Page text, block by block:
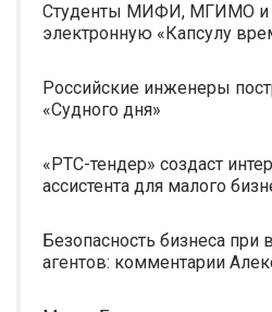
Студенты МИФИ, МГИМО и
электронную «Капсулу
Российские инженеры
«Судного дня»
«РТС-тендер» создаст
ассистента для малого
Безопасность бизнеса
агентов: комментарии